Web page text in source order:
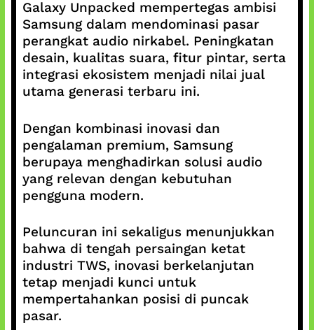
Galaxy Unpacked mempertegas ambisi
Samsung dalam mendominasi pasar
perangkat audio nirkabel. Peningkatan
desain, kualitas suara, fitur pintar, serta
integrasi ekosistem menjadi nilai jual
utama generasi terbaru ini.
Dengan kombinasi inovasi dan
pengalaman premium, Samsung
berupaya menghadirkan solusi audio
yang relevan dengan kebutuhan
pengguna modern.
Peluncuran ini sekaligus menunjukkan
bahwa di tengah persaingan ketat
industri TWS, inovasi berkelanjutan
tetap menjadi kunci untuk
mempertahankan posisi di puncak
pasar.